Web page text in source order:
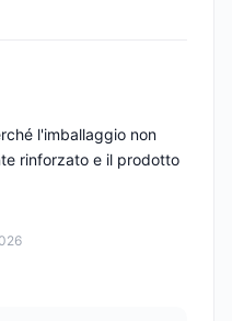
l'imballaggio non
rinforzato e il prodotto